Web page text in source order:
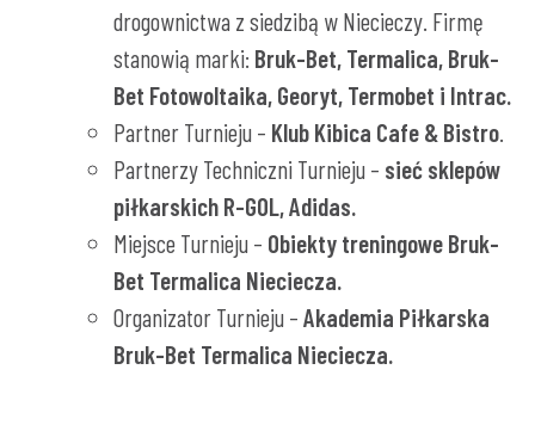
drogownictwa z siedzibą w Niecieczy. Firmę
stanowią marki: Bruk-Bet, Termalica, Bruk-
Bet Fotowoltaika, Georyt, Termobet i Intrac.
Partner Turnieju – Klub Kibica Cafe & Bistro.
Partnerzy Techniczni Turnieju – sieć sklepów
piłkarskich R-GOL, Adidas.
Miejsce Turnieju – Obiekty treningowe Bruk-
Bet Termalica Nieciecza.
Organizator Turnieju – Akademia Piłkarska
Bruk-Bet Termalica Nieciecza.